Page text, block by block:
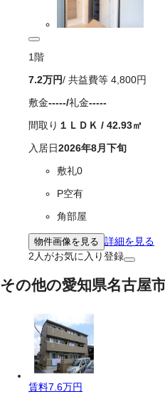
1 階
7.2万円/ 共益費等 4,800円
敷金-----/礼金-----
間取り １ＬＤＫ / 42.93㎡
入居日2026年8月下旬
敷礼0
P空有
角部屋
物件画像を見る 詳細を見る
2 人がお気に入り登録
その他の愛知県名古屋
賃料7.6万円